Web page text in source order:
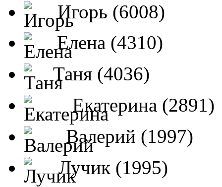
Игорь (6008)
Елена (4310)
Таня (4036)
Екатерина (2891)
Валерий (1997)
Лучик (1995)